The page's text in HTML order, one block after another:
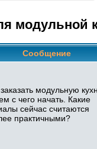
модульной
Сообщение
модульную
с чего начать. Какие
сейчас считаются
практичными?